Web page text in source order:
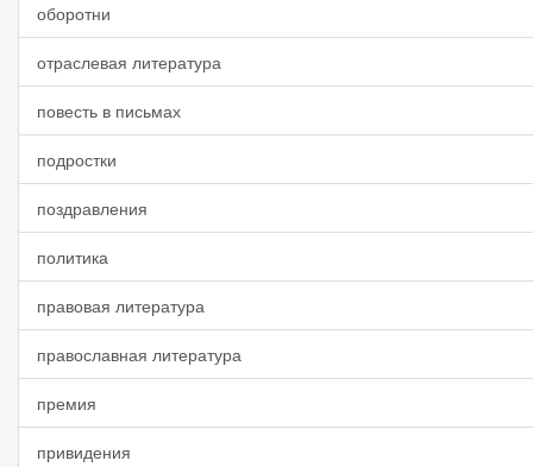
оборотни
отраслевая литература
повесть в письмах
подростки
поздравления
политика
правовая литература
православная литература
премия
привидения